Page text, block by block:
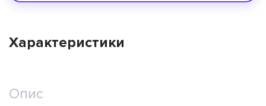
Характеристики
Опис